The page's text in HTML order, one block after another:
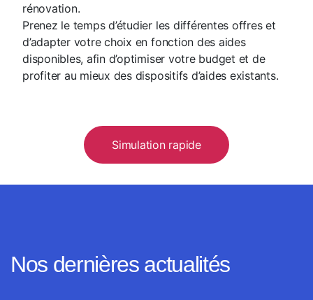
rénovation.
Prenez le temps d’étudier les différentes offres et
d’adapter votre choix en fonction des aides
disponibles, afin d’optimiser votre budget et de
profiter au mieux des dispositifs d’aides existants.
Simulation rapide
Nos dernières actualités